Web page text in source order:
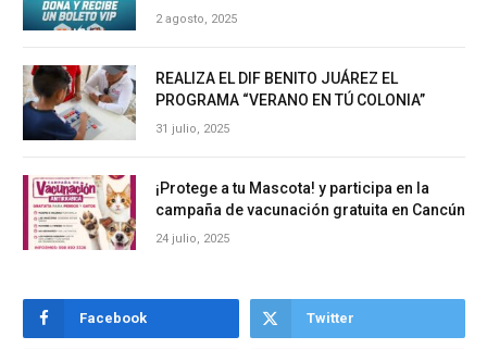
2 agosto, 2025
REALIZA EL DIF BENITO JUÁREZ EL
PROGRAMA “VERANO EN TÚ COLONIA”
31 julio, 2025
¡Protege a tu Mascota! y participa en la
campaña de vacunación gratuita en Cancún
24 julio, 2025
Facebook Twitter